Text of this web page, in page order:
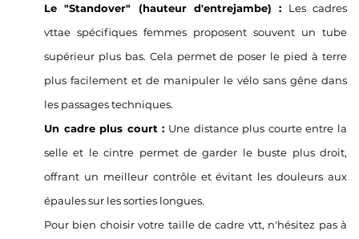
Le "Standover" (hauteur d'entrejambe) : Les cadres
vttae spécifiques femmes proposent souvent un tube
supérieur plus bas. Cela permet de poser le pied à terre
plus facilement et de manipuler le vélo sans gêne dans
les passages techniques.
Un cadre plus court : Une distance plus courte entre la
selle et le cintre permet de garder le buste plus droit,
offrant un meilleur contrôle et évitant les douleurs aux
épaules sur les sorties longues.
Pour bien choisir votre taille de cadre vtt, n'hésitez pas à